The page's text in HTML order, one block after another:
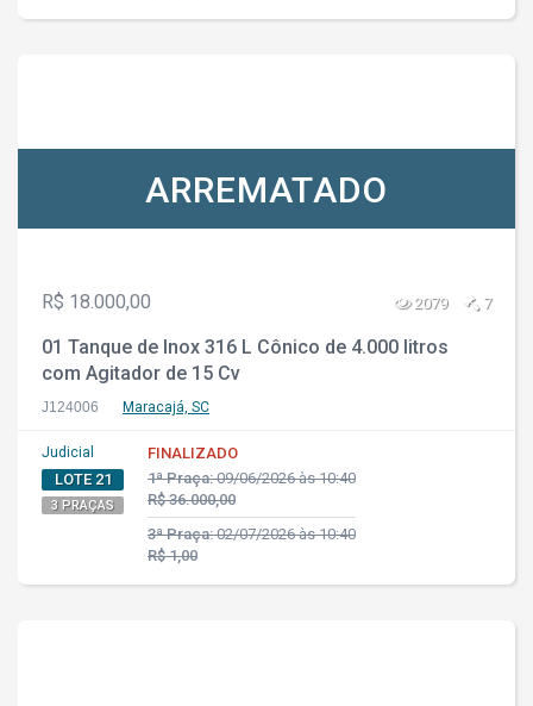
ARREMATADO
R$ 18.000,00 2079 7
01 Tanque de Inox 316 L Cônico de 4.000 litros
com Agitador de 15 Cv
J124006 Maracajá, SC
Judicial
LOTE 21
3 PRAÇAS
FINALIZADO
1ª Praça:09/06/2026 às 10:40
R$ 36.000,00
3ª Praça:02/07/2026 às 10:40
R$ 1,00